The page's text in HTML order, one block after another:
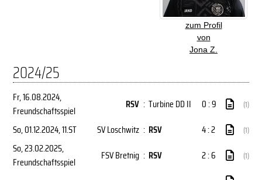
zum Profil
von
Jona Z.
2024/25
Fr, 16.08.2024,
Freundschaftsspiel
RSV : Turbine DD II 0 : 9 (1)
So, 01.12.2024, 11.ST SV Loschwitz : RSV 4 : 2 (1)
So, 23.02.2025,
Freundschaftsspiel
FSV Bretnig : RSV 2 : 6 (1)